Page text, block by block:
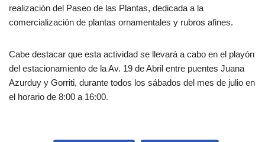
realización del Paseo de las Plantas, dedicada a la
comercialización de plantas ornamentales y rubros afines.
Cabe destacar que esta actividad se llevará a cabo en el playón
del estacionamiento de la Av. 19 de Abril entre puentes Juana
Azurduy y Gorriti, durante todos los sábados del mes de julio en
el horario de 8:00 a 16:00.